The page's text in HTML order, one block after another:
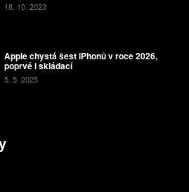
18. 10. 2023
Apple chystá šest iPhonů v roce 2026,
poprvé i skládací
5. 5. 2025